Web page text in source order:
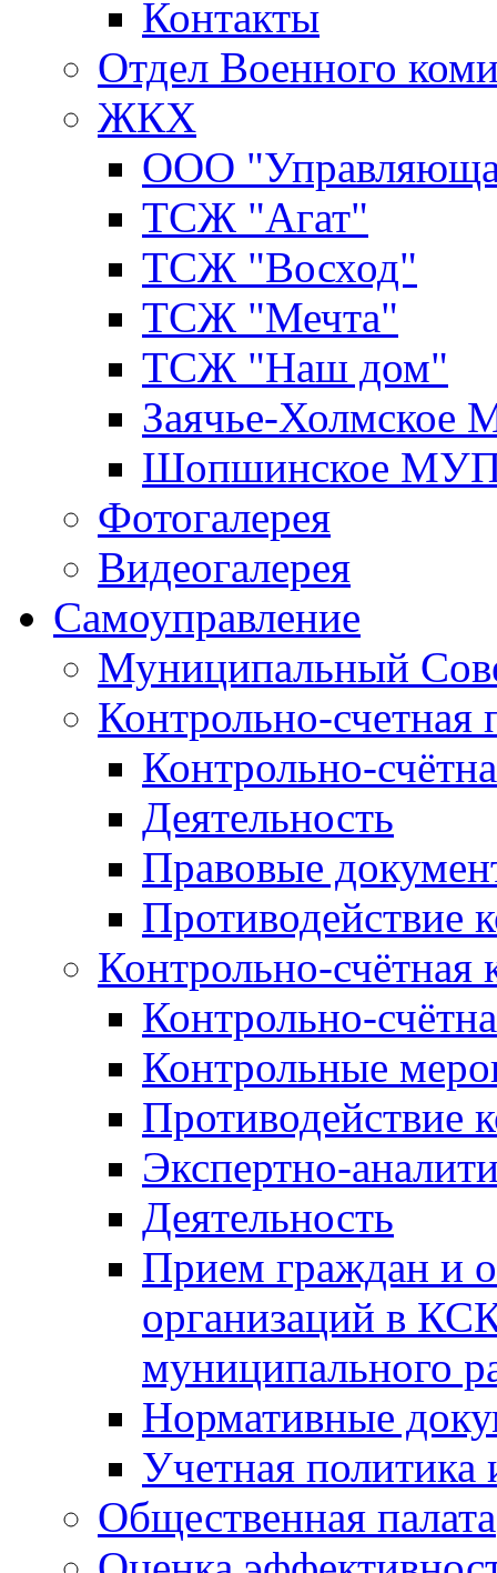
Контакты
Отдел Военного
ЖКХ
ООО
ТСЖ "Агат"
ТСЖ "Восход"
ТСЖ "Мечта"
ТСЖ "Наш дом"
Заячье-
Шопшинское
Фотогалерея
Видеогалерея
Самоуправление
Муниципальный
Контрольно-счетная
Контрольно-
Деятельность
Правовые
Противодействие
Контрольно-счётная
Контрольно-
Контрольные
Противодействие
Экспертно-
Деятельность
Прием граждан и
организаций в
муниципального
Нормативные
Учетная политика
Общественная палата